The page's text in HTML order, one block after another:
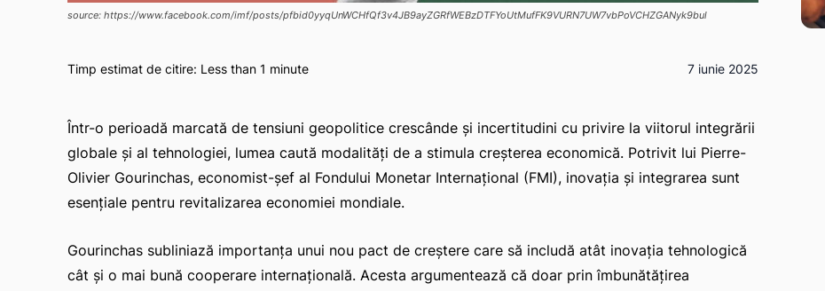
source: https://www.facebook.com/imf/posts/pfbid0yyqUnWCHfQf3v4JB9ayZGRfWEBzDTFYoUtMufFK9VURN7UW7vbPoVCHZGANyk9bul
Timp estimat de citire: Less than 1 minute 7 iunie 2025
Într-o perioadă marcată de tensiuni geopolitice crescânde și incertitudini cu privire la viitorul integrării
globale și al tehnologiei, lumea caută modalități de a stimula creșterea economică. Potrivit lui Pierre-
Olivier Gourinchas, economist-șef al Fondului Monetar Internațional (FMI), inovația și integrarea sunt
esențiale pentru revitalizarea economiei mondiale.
Gourinchas subliniază importanța unui nou pact de creștere care să includă atât inovația tehnologică
cât și o mai bună cooperare internațională. Acesta argumentează că doar prin îmbunătățirea